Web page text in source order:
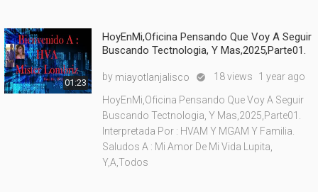
01:23
HoyEnMi,Oficina Pensando Que Voy A Seguir
Buscando Tectnologia, Y Mas,2025,Parte01.
by miayotlanjalisco  18 views 1 year ago
HoyEnMi,Oficina Pensando Que Voy A Seguir
Buscando Tectnologia, Y Mas,2025,Parte01.
Interpretada Por : HVAM Y MGAM Y Familia.
Saludos A : Mi Amor De Mi Vida Lupita,
Y,A,Todos